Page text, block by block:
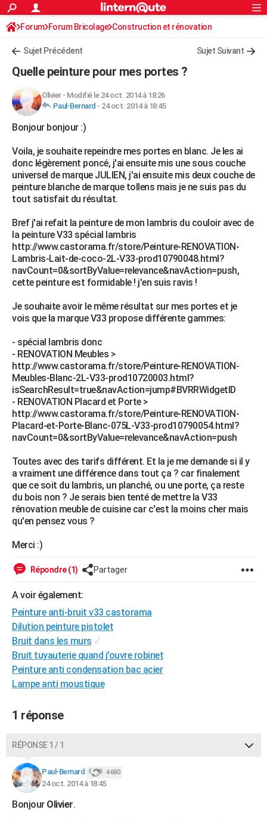
ACTUALITÉS
Politique
Société
Faits Divers
Education
Monde
Villes
+
Retraite
Impôts
Epargne
Immobilier
Risques naturels par ville
Banque
Assurance
Crédit
AUTO
Essais
Réserver un essai
Citadines
Berlines
SUV
Forum auto
+HIGH-TECH
Mobiles
Meilleur smartphone
Internet
Ordinateurs
Jeux vidéo
Guide high-tech
BRICOLAGE
Forum
Aménagement intérieur
Extérieur
Cuisine
Salle de bains
Jardinage
Rangement
WEEK-END
Art de vivre
Bien-être
Loisirs
ModeModes de vie
SANTE
Alimentation
Guide de la santé
Maladies
Médicaments
Sommeil
VOYAGE
Destinations
City break
Voyage nature
Voyage de noces
Forum
Climat
+PHOTO
GUIDES D'ACHAT
CARTE DE VOEUX
Carte de Noël
Carte Bonne année
Carte Saint-Valentin
Carte Pâques
Carte d'anniversaire
DICTIONNAIRE
Dictionnaire
Biographies
Citations
Expressions
Proverbes
PROGRAMME TV
COPAINS D'AVANT
FORUM
Bricolage
Lifestyle
Culture
Sport
Auto
Television
Voyage
Cinema
Rechercher
S'inscrire
Connexion
Forum Forum Bricolage Construction et rénovation
Peinture, Vernis, Tapissserie
Sujet Précédent Sujet Suivant
Quelle peinture pour mes portes ?
Olivier- Modifié le 24 oct. 2014 à 18:26
Paul-Bernard - 24 oct. 2014 à 18:45
Bonjour bonjour :)
Voila, je souhaite repeindre mes portes en blanc. Je les ai
donc légèrement poncé, j'ai ensuite mis une sous couche
universel de marque JULIEN, j'ai ensuite mis deux couche de
peinture blanche de marque tollens mais je ne suis pas du
tout satisfait du résultat.
Bref j'ai refait la peinture de mon lambris du couloir avec de
la peinture V33 spécial lambris
http://www.castorama.fr/store/Peinture-RENOVATION-
Lambris-Lait-de-coco-2L-V33-prod10790048.html?
navCount=0&sortByValue=relevance&navAction=push,
cette peinture est formidable ! j'en suis ravis !
Je souhaite avoir le même résultat sur mes portes et je
vois que la marque V33 propose différente gammes:
- spécial lambris donc
- RENOVATION Meubles >
http://www.castorama.fr/store/Peinture-RENOVATION-
Meubles-Blanc-2L-V33-prod10720003.html?
isSearchResult=true&navAction=jump#BVRRWidgetID
- RENOVATION Placard et Porte >
http://www.castorama.fr/store/Peinture-RENOVATION-
Placard-et-Porte-Blanc-075L-V33-prod10790054.html?
navCount=0&sortByValue=relevance&navAction=push
Toutes avec des tarifs différent. Et la je me demande si il y
a vraiment une différence dans tout ça ? car finalement
que ce soit du lambris, un planché, ou une porte, ça reste
du bois non ? Je serais bien tenté de mettre la V33
rénovation meuble de cuisine car c'est la moins cher mais
qu'en pensez vous ?
Merci :)
Répondre (1) Partager
A voir également:
Peinture anti-bruit v33 castorama
Dilution peinture pistolet
Bruit dans les murs ✓
Bruit tuyauterie quand j'ouvre robinet
Peinture anti condensation bac acier
Lampe anti moustique
1 réponse
RÉPONSE 1 / 1
Paul-Bernard 4 680
24 oct. 2014 à 18:45
Bonjour Olivier.